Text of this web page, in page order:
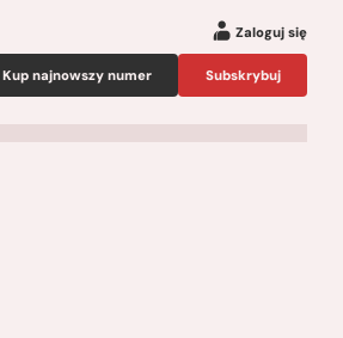
Zaloguj się
Kup najnowszy numer Subskrybuj